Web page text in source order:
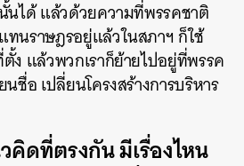
นได้ แล้วด้วยความที่พรรคชาติ
นราษฎรอยู่แล้วในสภาฯ ก็ใช้
แล้วพวกเราก็ย้ายไปอยู่ที่พรรค
อ เปลี่ยนโครงสร้างการบริหาร
คิดที่ตรงกัน มีเรื่องไหน